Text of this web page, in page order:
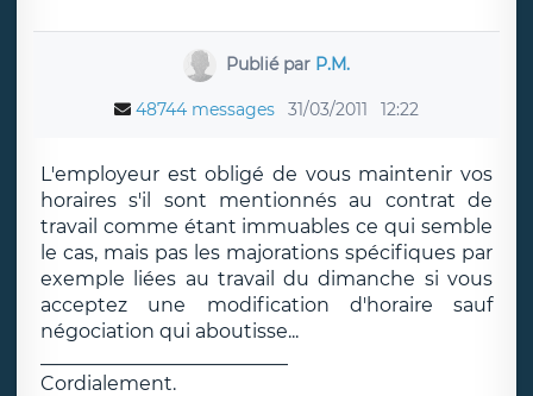
Publié par P.M.
48744 messages 31/03/2011 12:22
L'employeur est obligé de vous maintenir vos
horaires s'il sont mentionnés au contrat de
travail comme étant immuables ce qui semble
le cas, mais pas les majorations spécifiques par
exemple liées au travail du dimanche si vous
acceptez une modification d'horaire sauf
négociation qui aboutisse...
Cordialement.